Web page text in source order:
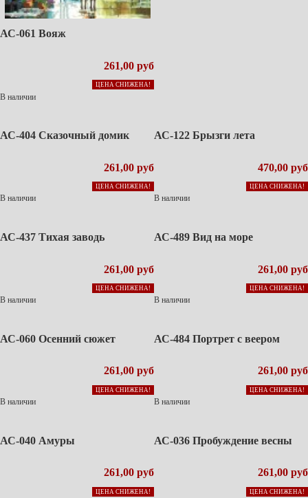
АС-061 Вояж
261,00 руб
ЦЕНА СНИЖЕНА!
В наличии
АС-404 Сказочный домик
261,00 руб
ЦЕНА СНИЖЕНА!
В наличии
АС-122 Брызги лета
470,00 руб
ЦЕНА СНИЖЕНА!
В наличии
АС-437 Тихая заводь
261,00 руб
ЦЕНА СНИЖЕНА!
В наличии
АС-489 Вид на море
261,00 руб
ЦЕНА СНИЖЕНА!
В наличии
АС-060 Осенний сюжет
261,00 руб
ЦЕНА СНИЖЕНА!
В наличии
АС-484 Портрет с веером
261,00 руб
ЦЕНА СНИЖЕНА!
В наличии
АС-040 Амуры
261,00 руб
ЦЕНА СНИЖЕНА!
АС-036 Пробуждение весны
261,00 руб
ЦЕНА СНИЖЕНА!